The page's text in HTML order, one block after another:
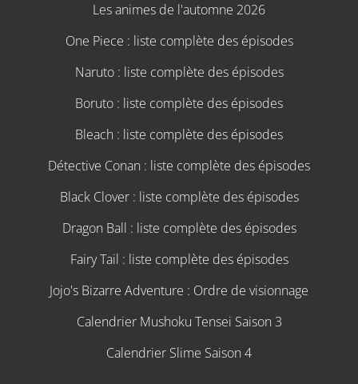
Les animes de l'automne 2026
One Piece : liste complète des épisodes
Naruto : liste complète des épisodes
Boruto : liste complète des épisodes
Bleach : liste complète des épisodes
Détective Conan : liste complète des épisodes
Black Clover : liste complète des épisodes
Dragon Ball : liste complète des épisodes
Fairy Tail : liste complète des épisodes
Jojo's Bizarre Adventure : Ordre de visionnage
Calendrier Mushoku Tensei Saison 3
Calendrier Slime Saison 4